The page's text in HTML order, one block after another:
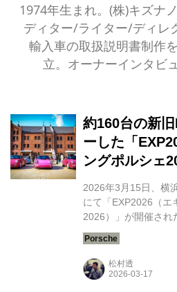
1974年生まれ。(株)キズナ
ディター/ライター/ディレ
輸入車の取扱説明書制作
立。オーナーインタビ
約160台の新
ーした「
ングポルシェ
2026年3月15日、横
にて「EXP2026（エ
2026）」が開催され
ティングポルシェ）
スで開催されている
り、数あるポルシェ
ここまで継続して開
松村透